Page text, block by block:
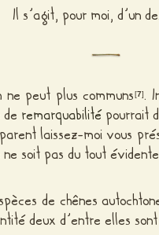
Il s’agit, pour moi, d’un
ne peut plus communs[7].
remarquabilitépourrait
laissez-moi vous
soit pas du tout
de chênes
deux d’entre elles